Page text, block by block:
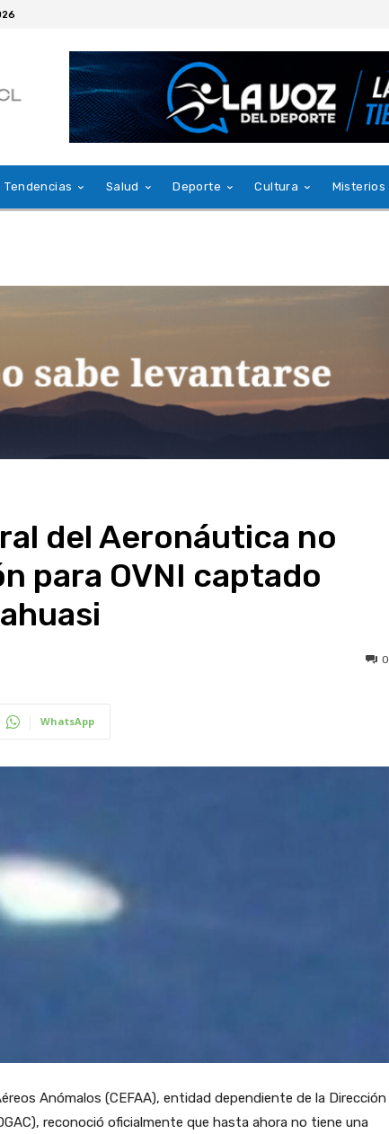
Tendencias Salud Deporte Cultura Misterios
del Aeronáutica no
para OVNI captado
0
WhatsApp
Anómalos (CEFAA), entidad dependiente de la Dirección
reconoció oficialmente que hasta ahora no tiene una